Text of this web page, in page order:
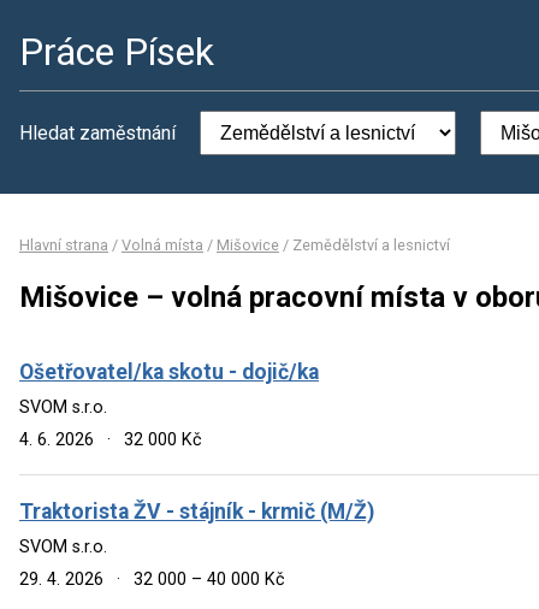
Práce Písek
Hledat zaměstnání
Hlavní strana / Volná místa / Mišovice / Zemědělství a lesnictví
Mišovice – volná pracovní místa v
Ošetřovatel/ka skotu - dojič/ka
SVOM s.r.o.
4. 6. 2026
· 32 000 Kč
Traktorista ŽV - stájník - krmič (M/Ž)
SVOM s.r.o.
29. 4. 2026
· 32 000 – 40 000 Kč